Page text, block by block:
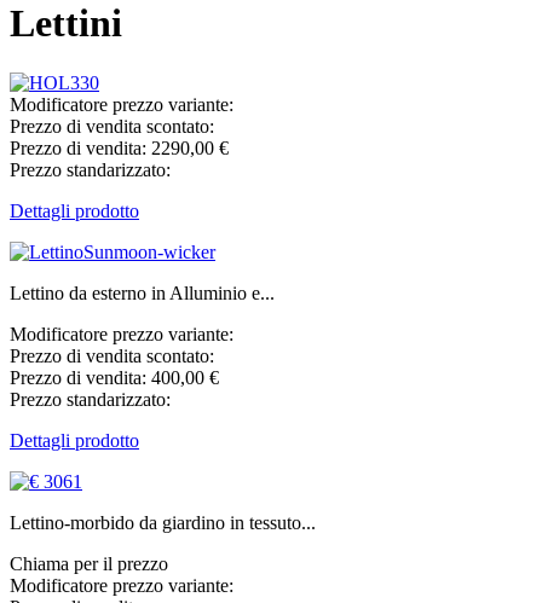
Lettini
Modificatore prezzo variante:
Prezzo di vendita scontato:
Prezzo di vendita: 2290,00 €
Prezzo standarizzato:
Dettagli prodotto
Lettino da esterno in Alluminio e...
Modificatore prezzo variante:
Prezzo di vendita scontato:
Prezzo di vendita: 400,00 €
Prezzo standarizzato:
Dettagli prodotto
Lettino-morbido da giardino in tessuto...
Chiama per il prezzo
Modificatore prezzo variante: